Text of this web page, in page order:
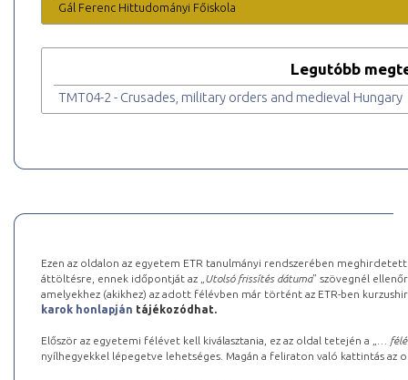
Gál Ferenc Hittudományi Főiskola
Legutóbb
TMT04-2 - Crusades, military orders and medieval Hungary
Ezen az oldalon az egyetem ETR tanulmányi rendszerében
áttöltésre, ennek időpontját az „ Utolsó frissítés dátuma” szövegnél
amelyekhez (akikhez) az adott félévben már történt az ETR-ben
karok honlapján tájékozódhat.
Először az egyetemi félévet kell kiválasztania, ez az oldal tetején a „
…
nyílhegyekkel lépegetve lehetséges. Magán a feliraton való kattintás az